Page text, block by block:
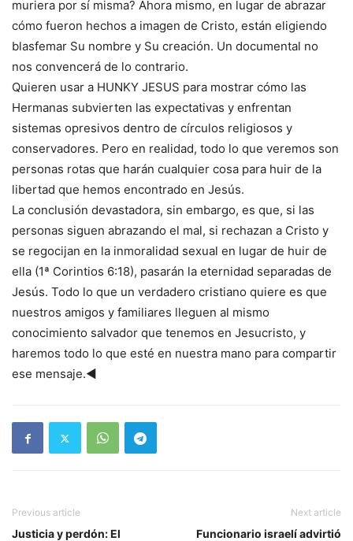
muriera por sí misma? Ahora mismo, en lugar de abrazar
cómo fueron hechos a imagen de Cristo, están eligiendo
blasfemar Su nombre y Su creación. Un documental no
nos convencerá de lo contrario.
Quieren usar a HUNKY JESUS para mostrar cómo las
Hermanas subvierten las expectativas y enfrentan
sistemas opresivos dentro de círculos religiosos y
conservadores. Pero en realidad, todo lo que veremos son
personas rotas que harán cualquier cosa para huir de la
libertad que hemos encontrado en Jesús.
La conclusión devastadora, sin embargo, es que, si las
personas siguen abrazando el mal, si rechazan a Cristo y
se regocijan en la inmoralidad sexual en lugar de huir de
ella (1ª Corintios 6:18), pasarán la eternidad separadas de
Jesús. Todo lo que un verdadero cristiano quiere es que
nuestros amigos y familiares lleguen al mismo
conocimiento salvador que tenemos en Jesucristo, y
haremos todo lo que esté en nuestra mano para compartir
ese mensaje.◄
Previous article
Justicia y perdón: El
Next article
Funcionario israelí advirtió